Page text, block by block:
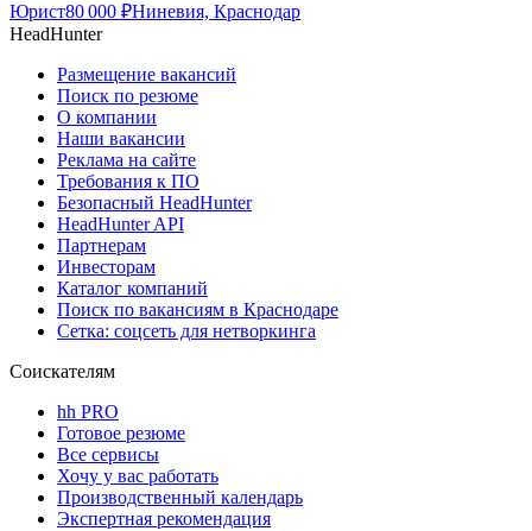
Юрист80 000 ₽Ниневия, Краснодар
HeadHunter
Размещение вакансий
Поиск по резюме
О компании
Наши вакансии
Реклама на сайте
Требования к ПО
Безопасный HeadHunter
HeadHunter API
Партнерам
Инвесторам
Каталог компаний
Поиск по вакансиям в Краснодаре
Сетка: соцсеть для нетворкинга
Соискателям
hh PRO
Готовое резюме
Все сервисы
Хочу у вас работать
Производственный календарь
Экспертная рекомендация